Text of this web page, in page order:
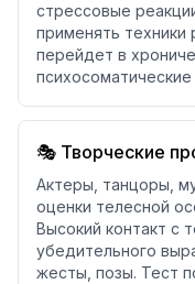
стрессовые
применять техники
перейдет в
🎭 Творческие
Актеры, танцоры,
оценки телесной
Высокий контакт с
убедительного
жесты, позы. Тест